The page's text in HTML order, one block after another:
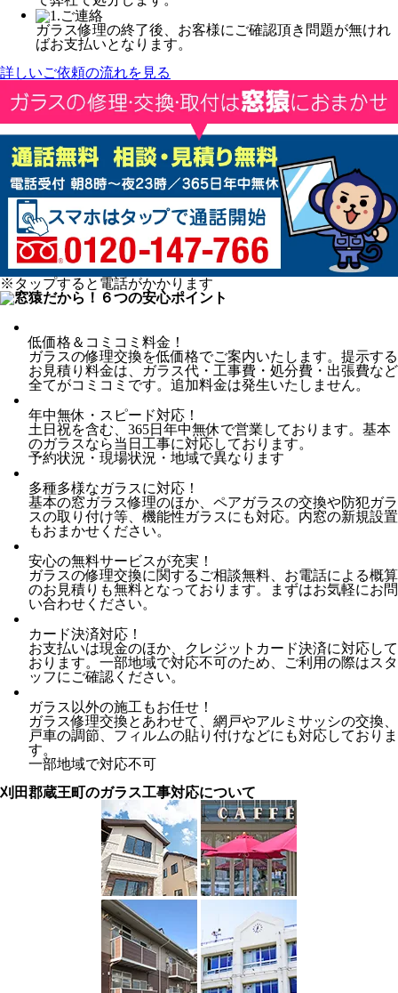
ガラス修理の終了後、お客様にご確認頂き問題が無けれ
ばお支払いとなります。
詳しいご依頼の流れを見る
※タップすると電話がかかります
低価格＆コミコミ料金！
ガラスの修理交換を低価格でご案内いたします。提示する
お見積り料金は、ガラス代・工事費・処分費・出張費など
全てがコミコミです。追加料金は発生いたしません。
年中無休・スピード対応！
土日祝を含む、365日年中無休で営業しております。基本
のガラスなら当日工事に対応しております。
予約状況・現場状況・地域で異なります
多種多様なガラスに対応！
基本の窓ガラス修理のほか、ペアガラスの交換や防犯ガラ
スの取り付け等、機能性ガラスにも対応。内窓の新規設置
もおまかせください。
安心の無料サービスが充実！
ガラスの修理交換に関するご相談無料、お電話による概算
のお見積りも無料となっております。まずはお気軽にお問
い合わせください。
カード決済対応！
お支払いは現金のほか、クレジットカード決済に対応して
おります。一部地域で対応不可のため、ご利用の際はスタ
ッフにご確認ください。
ガラス以外の施工もお任せ！
ガラス修理交換とあわせて、網戸やアルミサッシの交換、
戸車の調節、フィルムの貼り付けなどにも対応しておりま
す。
一部地域で対応不可
刈田郡蔵王町のガラス工事対応について